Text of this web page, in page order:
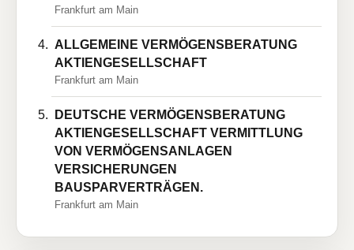
Frankfurt am Main
ALLGEMEINE VERMÖGENSBERATUNG
AKTIENGESELLSCHAFT
Frankfurt am Main
DEUTSCHE VERMÖGENSBERATUNG
AKTIENGESELLSCHAFT VERMITTLUNG
VON VERMÖGENSANLAGEN
VERSICHERUNGEN
BAUSPARVERTRÄGEN.
Frankfurt am Main